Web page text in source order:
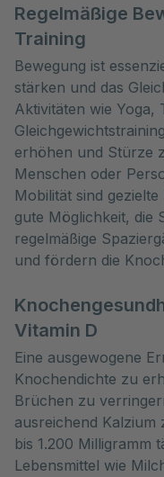
Regelmäßige
Training
Bewegung ist
stärken und das
Aktivitäten wie Yoga,
erhöhen und Stürze
Menschen oder
Mobilität sind
gute Möglichkeit, die
regelmäßige
und fördern die
Vitamin D
Eine ausgewogene
Knochendichte zu
Brüchen zu
ausreichend Kalzium
bis 1.200 Milligramm
Lebensmittel wie